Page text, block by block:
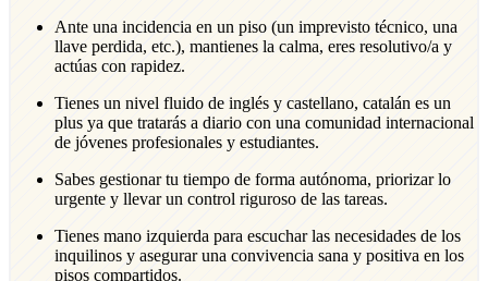
Ante una incidencia en un piso (un imprevisto técnico, una
llave perdida, etc.), mantienes la calma, eres resolutivo/a y
actúas con rapidez.
Tienes un nivel fluido de inglés y castellano, catalán es un
plus ya que tratarás a diario con una comunidad internacional
de jóvenes profesionales y estudiantes.
Sabes gestionar tu tiempo de forma autónoma, priorizar lo
urgente y llevar un control riguroso de las tareas.
Tienes mano izquierda para escuchar las necesidades de los
inquilinos y asegurar una convivencia sana y positiva en los
pisos compartidos.